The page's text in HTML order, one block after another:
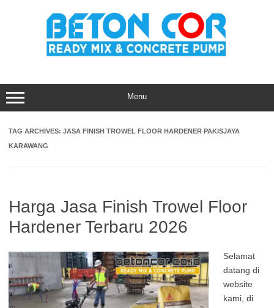
Menu
TAG ARCHIVES: JASA FINISH TROWEL FLOOR HARDENER PAKISJAYA
KARAWANG
Harga Jasa Finish Trowel Floor
Hardener Terbaru 2026
Selamat
datang di
website
kami, di